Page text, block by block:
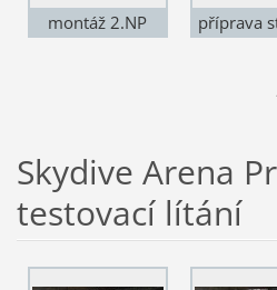
montáž 2.NP příprava
Skydive Arena
testovací lítání